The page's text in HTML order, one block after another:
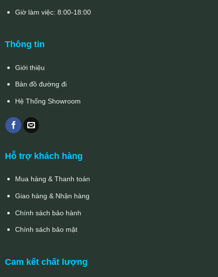
Giờ làm việc: 8:00-18:00
Thông tin
Giới thiệu
Bản đồ đường đi
Hệ Thống Showroom
Hỗ trợ khách hàng
Mua hàng & Thanh toán
Giao hàng & Nhận hàng
Chính sách bảo hành
Chính sách bảo mật
Cam kết chất lượng